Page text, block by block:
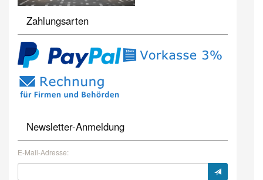
Zahlungsarten
Newsletter-Anmeldung
E-Mail-Adresse: